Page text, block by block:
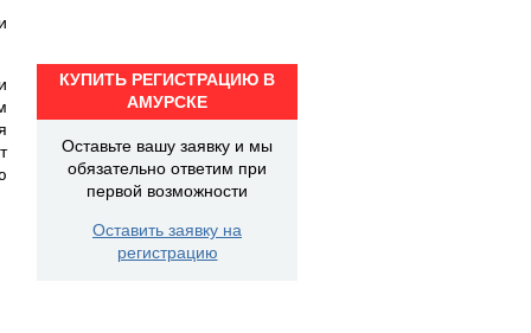
КУПИТЬ РЕГИСТРАЦИЮ В
АМУРСКЕ
Оставьте вашу заявку и мы
обязательно ответим при
первой возможности
Оставить заявку на
регистрацию